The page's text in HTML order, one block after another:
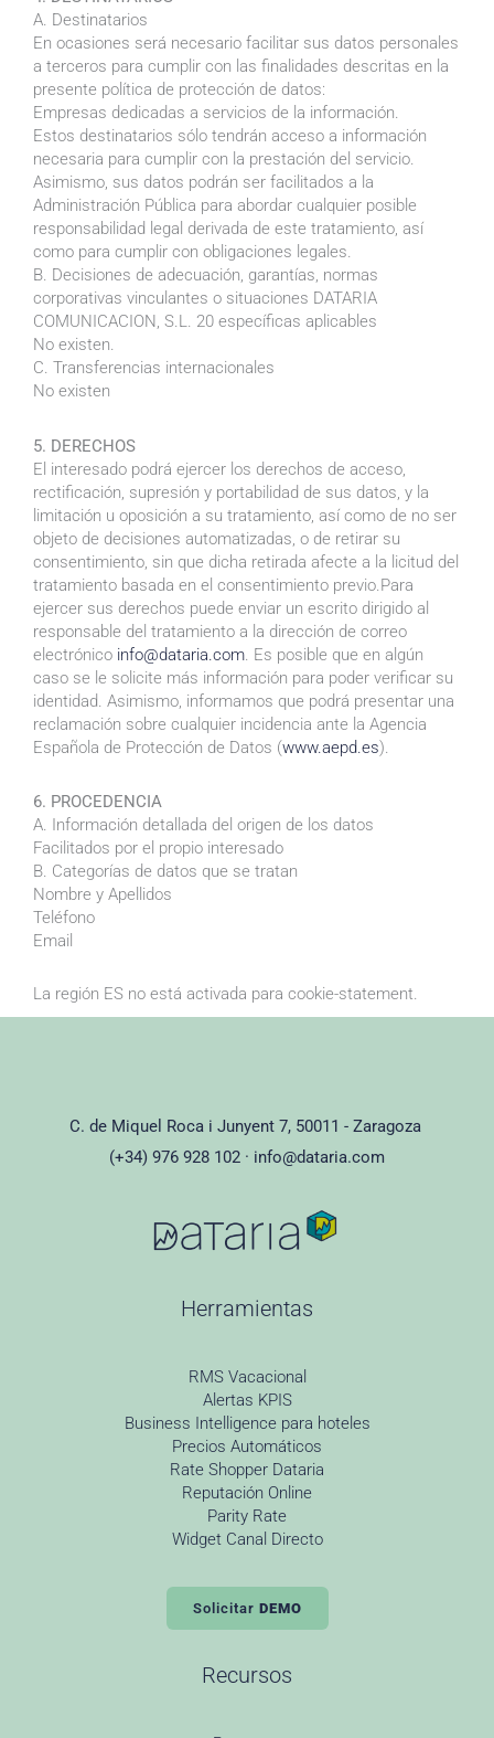
A. Destinatarios
En ocasiones será necesario facilitar sus datos personales
a terceros para cumplir con las finalidades descritas en la
presente política de protección de datos:
Empresas dedicadas a servicios de la información.
Estos destinatarios sólo tendrán acceso a información
necesaria para cumplir con la prestación del servicio.
Asimismo, sus datos podrán ser facilitados a la
Administración Pública para abordar cualquier posible
responsabilidad legal derivada de este tratamiento, así
como para cumplir con obligaciones legales.
B. Decisiones de adecuación, garantías, normas
corporativas vinculantes o situaciones DATARIA
COMUNICACION, S.L. 20 específicas aplicables
No existen.
C. Transferencias internacionales
No existen
5. DERECHOS
El interesado podrá ejercer los derechos de acceso,
rectificación, supresión y portabilidad de sus datos, y la
limitación u oposición a su tratamiento, así como de no ser
objeto de decisiones automatizadas, o de retirar su
consentimiento, sin que dicha retirada afecte a la licitud del
tratamiento basada en el consentimiento previo.Para
ejercer sus derechos puede enviar un escrito dirigido al
responsable del tratamiento a la dirección de correo
electrónico info@dataria.com. Es posible que en algún
caso se le solicite más información para poder verificar su
identidad. Asimismo, informamos que podrá presentar una
reclamación sobre cualquier incidencia ante la Agencia
Española de Protección de Datos (www.aepd.es).
6. PROCEDENCIA
A. Información detallada del origen de los datos
Facilitados por el propio interesado
B. Categorías de datos que se tratan
Nombre y Apellidos
Teléfono
Email
La región ES no está activada para cookie-statement.
C. de Miquel Roca i Junyent 7, 50011 - Zaragoza
(+34) 976 928 102 · info@dataria.com
Herramientas
RMS Vacacional
Alertas KPIS
Business Intelligence para hoteles
Precios Automáticos
Rate Shopper Dataria
Reputación Online
Parity Rate
Widget Canal Directo
Solicitar DEMO
Recursos